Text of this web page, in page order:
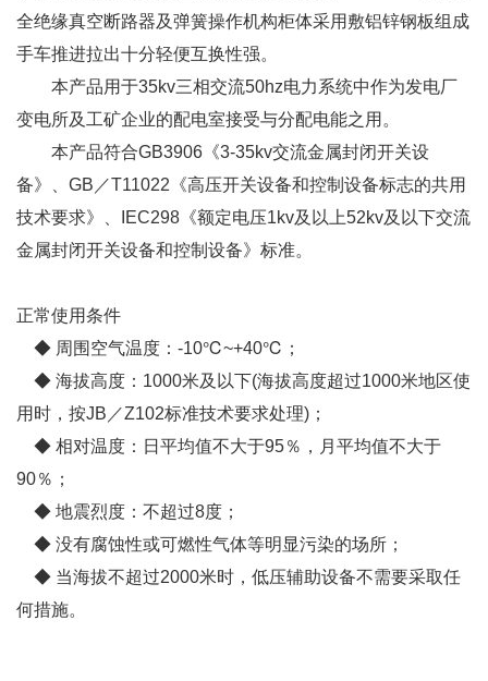
全绝缘真空断路器及弹簧操作机构柜体采用敷铝锌钢板组成
手车推进拉出十分轻便互换性强。
本产品用于35kv三相交流50hz电力系统中作为发电厂
变电所及工矿企业的配电室接受与分配电能之用。
本产品符合GB3906《3-35kv交流金属封闭开关设
备》、GB／T11022《高压开关设备和控制设备标志的共用
技术要求》、IEC298《额定电压1kv及以上52kv及以下交流
金属封闭开关设备和控制设备》标准。
正常使用条件
◆ 周围空气温度：-10℃~+40℃；
◆ 海拔高度：1000米及以下(海拔高度超过1000米地区使
用时，按JB／Z102标准技术要求处理)；
◆ 相对温度：日平均值不大于95％，月平均值不大于
90％；
◆ 地震烈度：不超过8度；
◆ 没有腐蚀性或可燃性气体等明显污染的场所；
◆ 当海拔不超过2000米时，低压辅助设备不需要采取任
何措施。